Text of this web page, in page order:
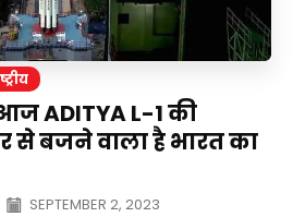
ADITYA L-1 की
से बजने वाला है भारत का
SEPTEMBER 2, 2023